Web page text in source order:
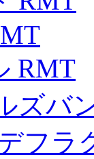
RMT
ズバ
フラ